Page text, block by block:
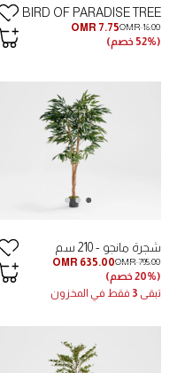
BIRD OF PARADISE TREE
OMR 7.75OMR 16.00
(52% خصم)
شجرة مانجو - 210 سم
OMR 635.00OMR 795.00
(20% خصم)
تبقى 3 فقط في المخزون